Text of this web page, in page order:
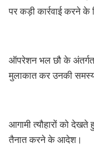
पर कड़ी कार्रवाई करने के
ऑपरेशन भल छौ के अंतर्गत
मुलाकात कर उनकी
आगामी त्यौहारों को
तैनात करने के आदेश।